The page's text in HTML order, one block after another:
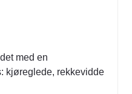
med en
kjøreglede, rekkevidde